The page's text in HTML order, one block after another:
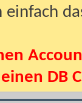
einfach
DB